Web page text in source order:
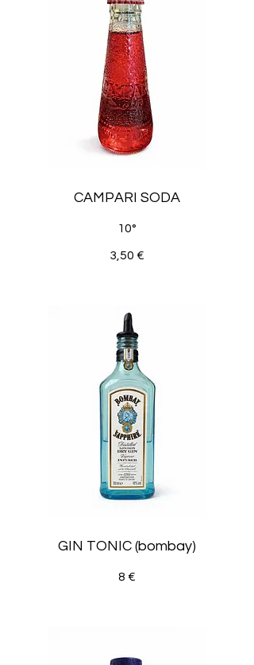
CAMPARI SODA
10°
3,50 €
GIN TONIC (bombay)
8 €